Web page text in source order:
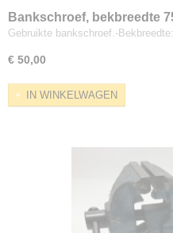
Bankschroef, bekbreedte
Gebruikte bankschroef.-
€ 50,00
IN WINKELWAGEN